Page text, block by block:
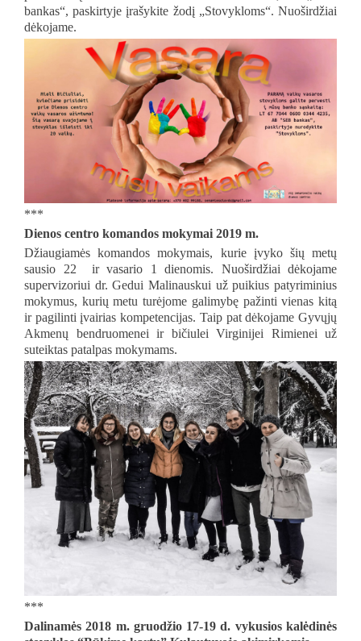
bankas“, paskirtyje įrašykite žodį „Stovykloms“. Nuoširdžiai
dėkojame.
***
Dienos centro komandos mokymai 2019 m.
Džiaugiamės komandos mokymais, kurie įvyko šių metų
sausio 22 ir vasario 1 dienomis. Nuoširdžiai dėkojame
supervizoriui dr. Gedui Malinauskui už puikius patyriminius
mokymus, kurių metu turėjome galimybę pažinti vienas kitą
ir pagilinti įvairias kompetencijas. Taip pat dėkojame Gyvųjų
Akmenų bendruomenei ir bičiulei Virginijei Rimienei už
suteiktas patalpas mokymams.
***
Dalinamės 2018 m. gruodžio 17-19 d. vykusios kalėdinės